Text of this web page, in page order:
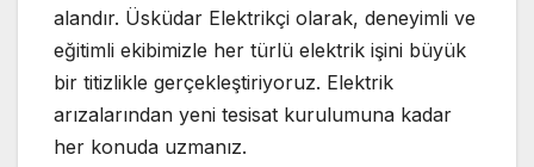
alandır. Üsküdar Elektrikçi olarak, deneyimli ve
eğitimli ekibimizle her türlü elektrik işini büyük
bir titizlikle gerçekleştiriyoruz. Elektrik
arızalarından yeni tesisat kurulumuna kadar
her konuda uzmanız.